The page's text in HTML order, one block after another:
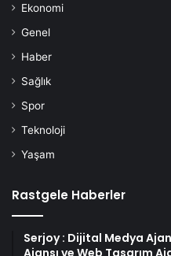
Ekonomi
Genel
Haber
Sağlık
Spor
Teknoloji
Yaşam
Rastgele Haberler
Serjoy : Dijital Medya
Ajansı ve Web Tasarım